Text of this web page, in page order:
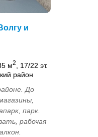
и
м2
, 17/22 эт.
район
До
парк.
рабочая